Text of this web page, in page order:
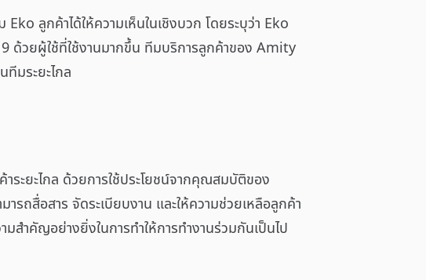
ลูกค้าได้ให้ความเห็นในเชิงบวก โดยระบุว่า Eko
ด้วยผู้ใช้ที่ใช้งานมากขึ้น ทีมบริการลูกค้าของ Amity
มระยะไกล
ะยะไกล ด้วยการใช้ประโยชน์จากคุณสมบัติของ
สื่อสาร จัดระเบียบงาน และให้ความช่วยเหลือลูกค้า
สำคัญอย่างยิ่งในการทำให้การทำงานร่วมกันเป็นไป